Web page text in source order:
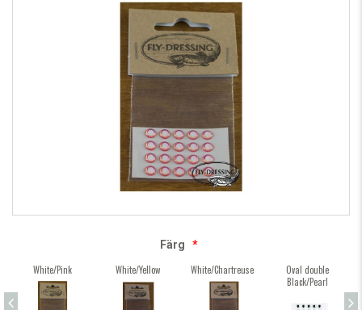
Färg
*
White/Pink
White/Yellow White/Chartreuse
Oval double
Black/Pearl